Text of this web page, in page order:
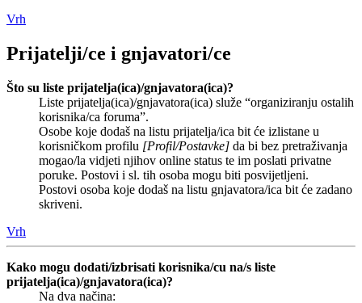
Vrh
Prijatelji/ce i gnjavatori/ce
Što su liste prijatelja(ica)/gnjavatora(ica)?
Liste prijatelja(ica)/gnjavatora(ica) služe “organiziranju ostalih
korisnika/ca foruma”.
Osobe koje dodaš na listu prijatelja/ica bit će izlistane u
korisničkom profilu [Profil/Postavke] da bi bez pretraživanja
mogao/la vidjeti njihov online status te im poslati privatne
poruke. Postovi i sl. tih osoba mogu biti posvijetljeni.
Postovi osoba koje dodaš na listu gnjavatora/ica bit će zadano
skriveni.
Vrh
Kako mogu dodati/izbrisati korisnika/cu na/s liste
prijatelja(ica)/gnjavatora(ica)?
Na dva načina: